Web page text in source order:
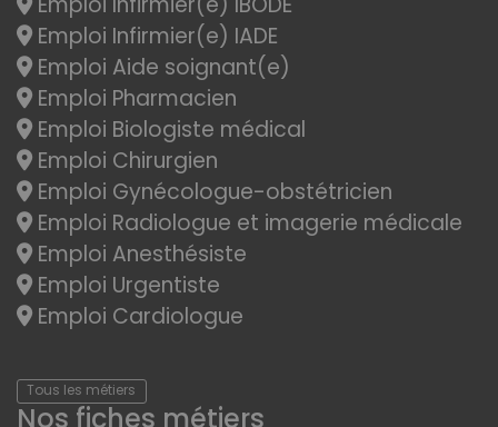
Emploi Infirmier(e) IADE
Emploi Aide soignant(e)
Emploi Pharmacien
Emploi Biologiste médical
Emploi Chirurgien
Emploi Gynécologue-obstétricien
Emploi Radiologue et imagerie médicale
Emploi Anesthésiste
Emploi Urgentiste
Emploi Cardiologue
Tous les métiers
Nos fiches métiers